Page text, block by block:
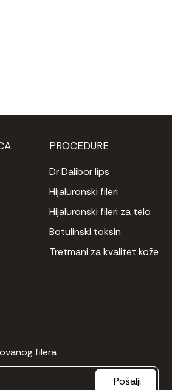
PROCEDURE
Dr Dalibor lips
Hijaluronski fileri
Hijaluronski fileri za telo
Botulinski toksin
Tretmani za kvalitet kože
filera